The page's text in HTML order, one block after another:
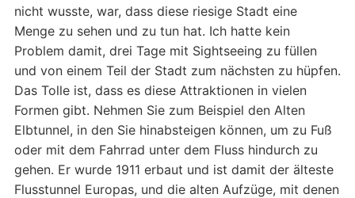
nicht wusste, war, dass diese riesige Stadt eine
Menge zu sehen und zu tun hat. Ich hatte kein
Problem damit, drei Tage mit Sightseeing zu füllen
und von einem Teil der Stadt zum nächsten zu hüpfen.
Das Tolle ist, dass es diese Attraktionen in vielen
Formen gibt. Nehmen Sie zum Beispiel den Alten
Elbtunnel, in den Sie hinabsteigen können, um zu Fuß
oder mit dem Fahrrad unter dem Fluss hindurch zu
gehen. Er wurde 1911 erbaut und ist damit der älteste
Flusstunnel Europas, und die alten Aufzüge, mit denen